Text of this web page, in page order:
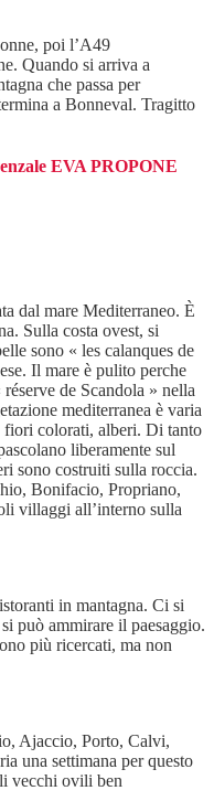
poi l’A49
Quando si arriva a
che passa per
a Bonneval. Tragitto
EVA PROPONE
dal mare Mediterraneo. È
Sulla costa ovest, si
sono « les calanques de
Il mare è pulito perche
de Scandola » nella
mediterranea è varia
fiori colorati, alberi. Di tanto
liberamente sul
sono costruiti sulla roccia.
Bonifacio, Propriano,
villaggi all’interno sulla
in mantagna. Ci si
può ammirare il paesaggio.
più ricercati, ma non
Ajaccio, Porto, Calvi,
una settimana per questo
vecchi ovili ben